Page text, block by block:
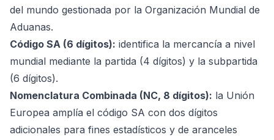
del mundo gestionada por la Organización Mundial de
Aduanas.
Código SA (6 dígitos): identifica la mercancía a nivel
mundial mediante la partida (4 dígitos) y la subpartida
(6 dígitos).
Nomenclatura Combinada (NC, 8 dígitos): la Unión
Europea amplía el código SA con dos dígitos
adicionales para fines estadísticos y de aranceles